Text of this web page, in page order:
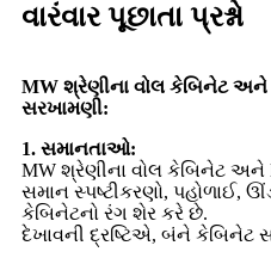
વારંવાર પૂછાતા પ્રશ્નો
MW શ્રેણીના વોલ કેબિનેટ અને
સરખામણી:
1. સમાનતાઓ:
MW શ્રેણીના વોલ કેબિનેટ અને
સમાન સ્પષ્ટીકરણો, પહોળાઈ,
કેબિનેટનો રંગ શેર કરે છે.
દેખાવની દ્રષ્ટિએ, બંને કેબિનેટ